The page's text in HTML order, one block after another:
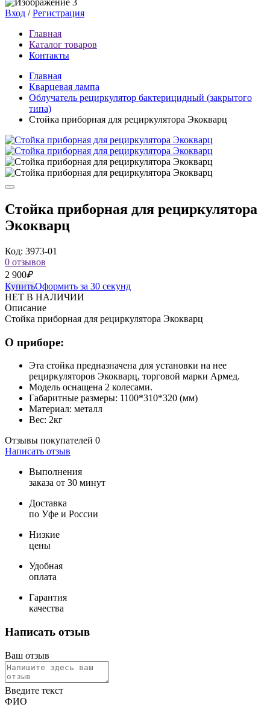
Вход /Регистрация
Главная
Каталог товаров
Контакты
Главная
Кварцевая лампа
Облучатель рециркулятор бактерицидный (закрытого
типа)
Стойка приборная для рециркулятора Экокварц
Стойка приборная для рециркулятора
Экокварц
Код: 3973-01
0 отзывов
2 900₽
КупитьОформить за 30 секунд
НЕТ В НАЛИЧИИ
Описание
Стойка приборная для рециркулятора Экокварц
О приборе:
Эта стойка предназначена для установки на нее
рециркуляторов Экокварц, торговой марки Армед.
Модель оснащена 2 колесами.
Габаритные размеры: 1100*310*320 (мм)
Материал: металл
Вес: 2кг
Отзывы покупателей 0
Написать отзыв
Выполнения
заказа от 30 минут
Доставка
по Уфе и России
Низкие
цены
Удобная
оплата
Гарантия
качества
Написать отзыв
Ваш отзыв
Введите текст
ФИО